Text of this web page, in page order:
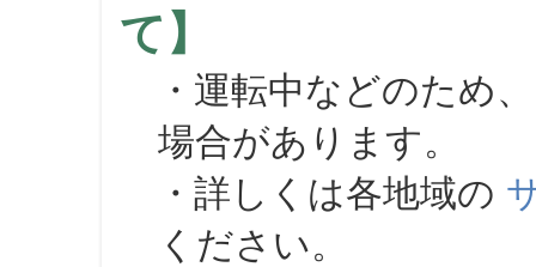
て】
・運転中などのため
場合があります。
・詳しくは各地域の
ください。